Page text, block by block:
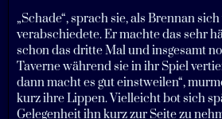
„Schade“, sprach sie, als Brennan
verabschiedete. Er machte das sehr
schon das dritte Mal und insgesamt
Taverne während sie in ihr Spiel
dann macht es gut einstweilen“,
kurz ihre Lippen. Vielleicht bot sich
Gelegenheit ihn kurz zur Seite zu